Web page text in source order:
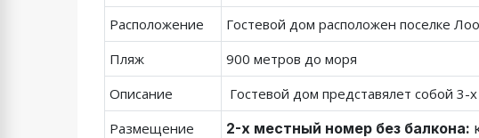
Расположение
Гостевой дом расположен поселке
Пляж
900 метров до моря
Описание
Гостевой дом представялет собой
Размещение
2-х местный номер без балкона: